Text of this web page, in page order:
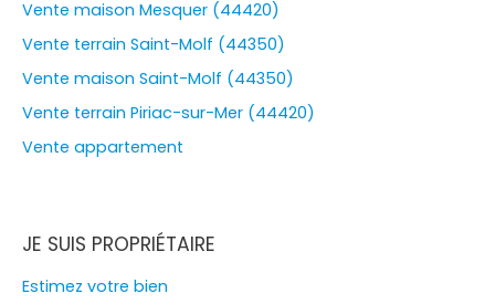
Vente maison Mesquer (44420)
Vente terrain Saint-Molf (44350)
Vente maison Saint-Molf (44350)
Vente terrain Piriac-sur-Mer (44420)
Vente appartement
JE SUIS PROPRIÉTAIRE
Estimez votre bien